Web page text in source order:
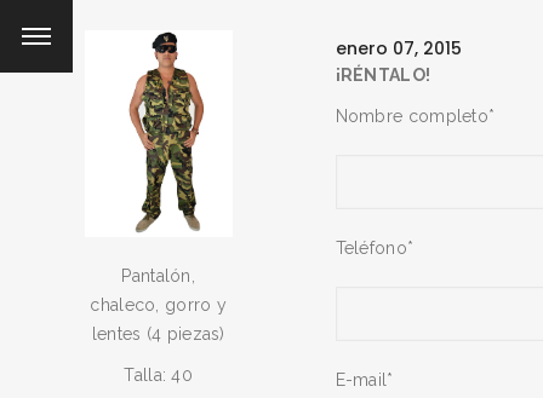
Pantalón,
chaleco, gorro y
lentes (4 piezas)
Talla: 40
enero 07, 2015
¡RÉNTALO!
Nombre completo*
Teléfono*
E-mail*